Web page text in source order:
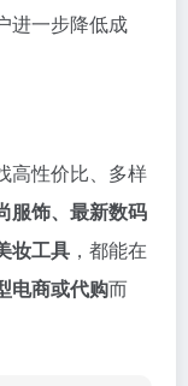
进一步降低成
高性价比、多样
服饰、最新数码
妆工具 ，都能在
电商或代购而